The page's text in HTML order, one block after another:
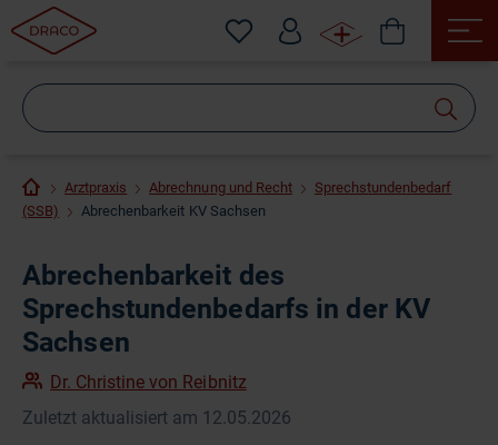
Arztpraxis Abrechnung und Recht
Sprechstundenbedarf
(SSB)
Abrechenbarkeit KV Sachsen
Abrechenbarkeit des
Sprechstundenbedarfs in der KV
Sachsen
Dr. Christine von Reibnitz
Zuletzt aktualisiert am 12.05.2026
suchen